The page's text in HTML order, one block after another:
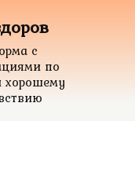
с
по
хорошему